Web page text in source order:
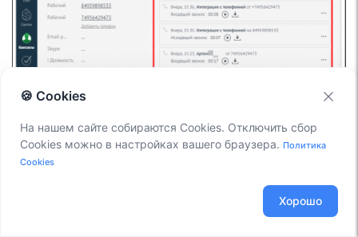
Записи разговоров
recordingfile не будет, и его нужно будет добавить вручную:
🍪 Cookies
На нашем сайте собираются Cookies. Отключить сбор
Cookies можно в настройках вашего браузера. Политика
Cookies
Хорошо